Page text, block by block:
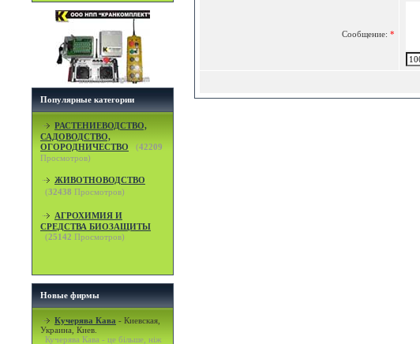
Популярные категории
РАСТЕНИЕВОДСТВО,
САДОВОДСТВО,
ОГОРОДНИЧЕСТВО
(42209
Просмотров)
ЖИВОТНОВОДСТВО
(32438 Просмотров)
АГРОХИМИЯ И
СРЕДСТВА БИОЗАЩИТЫ
(25142 Просмотров)
Новые фирмы
Кучерява Кава - Киевская,
Украина, Киев.
Кучерява Кава - це більше, ніж
Сообщение: *